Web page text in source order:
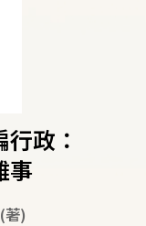
政：
事
(著)